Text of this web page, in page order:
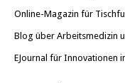
Online-Magazin für
Blog über Arbeitsmedizin
EJournal für Innovationen